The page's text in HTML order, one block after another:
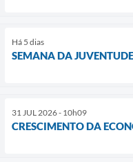
Há 5 dias
SEMANA DA
31 JUL 2026 - 10h09
CRESCIMENTO DA